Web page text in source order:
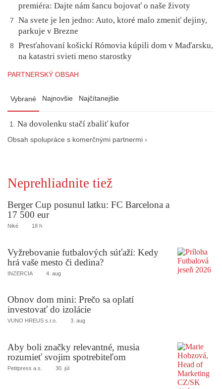
premiéra: Dajte nám šancu bojovať o naše životy
7
Na svete je len jedno: Auto, ktoré malo zmeniť dejiny,
parkuje v Brezne
8
Presťahovaní košickí Rómovia kúpili dom v Maďarsku,
na katastri svieti meno starostky
PARTNERSKÝ OBSAH
Vybrané Najnovšie Najčítanejšie
Na dovolenku stačí zbaliť kufor
Obsah spolupráce s komerčnými partnermi ›
Neprehliadnite tiež
Berger Cup posunul latku: FC Barcelona a
17 500 eur
Niké 18 h
Vyžrebovanie futbalových súťaží: Kedy
hrá vaše mesto či dedina?
INZERCIA 4. aug
Obnov dom mini: Prečo sa oplatí
investovať do izolácie
VUNO HREUS s.r.o. 3. aug
Aby boli značky relevantné, musia
rozumieť svojim spotrebiteľom
Petitpress a.s. 30. júl